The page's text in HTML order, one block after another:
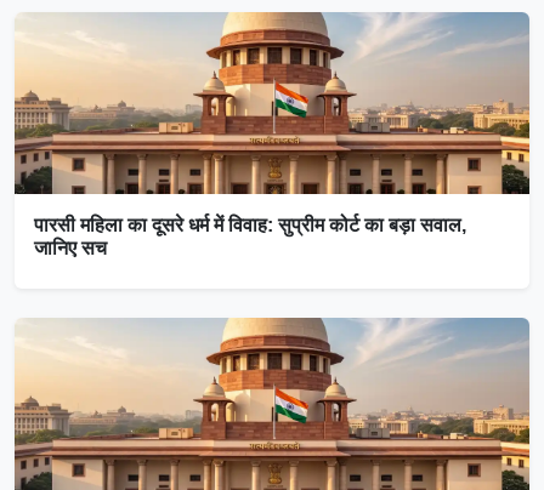
पारसी महिला का दूसरे धर्म में विवाह: सुप्रीम कोर्ट का बड़ा सवाल,
जानिए सच